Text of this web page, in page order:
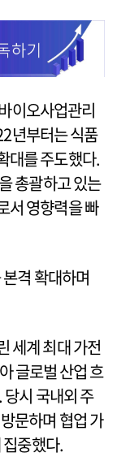
이오사업관리
년부터는 식품
대를 주도했다.
총괄하고 있는
서 영향력을 빠
격 확대하며
세계 최대 가전
글로벌 산업 흐
시 국내외 주
문하며 협업 가
집중했다.